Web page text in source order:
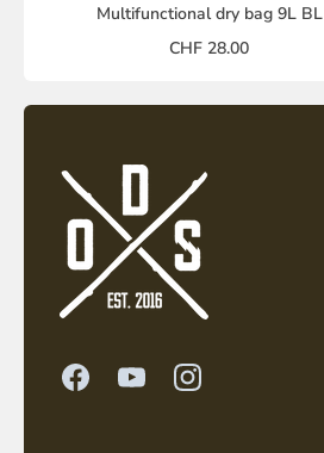
Multifunctional dry bag 9L BL
CHF 28.00